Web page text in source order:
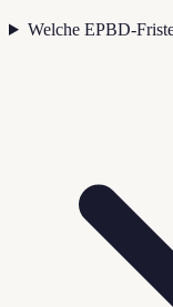
Welche EPBD-